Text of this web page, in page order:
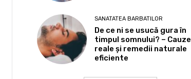
SANATATEA BARBATILOR
De ce ni se usucă gura în
timpul somnului? – Cauze
reale și remedii naturale
eficiente